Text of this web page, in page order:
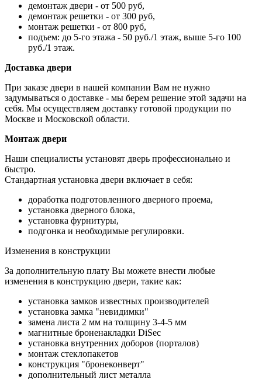
демонтаж двери - от 500 руб,
демонтаж решетки - от 300 руб,
монтаж решетки - от 800 руб,
подъем: до 5-го этажа - 50 руб./1 этаж, выше 5-го 100
руб./1 этаж.
Доставка двери
При заказе двери в нашей компании Вам не нужно
задумываться о доставке - мы берем решение этой задачи на
себя. Мы осуществляем доставку готовой продукции по
Москве и Московской области.
Монтаж двери
Наши специалисты установят дверь профессионально и
быстро.
Стандартная установка двери включает в себя:
доработка подготовленного дверного проема,
установка дверного блока,
установка фурнитуры,
подгонка и необходимые регулировки.
Изменения в конструкции
За дополнительную плату Вы можете внести любые
изменения в конструкцию двери, такие как:
установка замков известных производителей
установка замка "невидимки"
замена листа 2 мм на толщину 3-4-5 мм
магнитные броненакладки DiSec
установка внутренних доборов (порталов)
монтаж стеклопакетов
конструкция "бронеконверт"
дополнительный лист металла